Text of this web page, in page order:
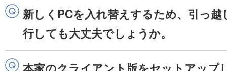
新しくPCを入れ替えするため、引っ
行しても大丈夫でしょうか。